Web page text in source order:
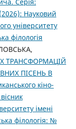
Науковий
університету
філологія
ТРАНСФОРМАЦІЙ
ПІСЕНЬ В
кіно-
імені
філологія: №